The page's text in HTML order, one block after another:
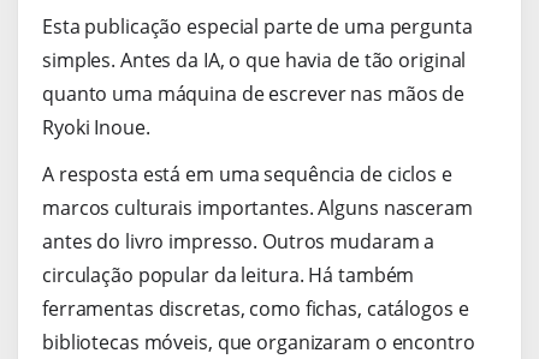
Esta publicação especial parte de uma pergunta
simples. Antes da IA, o que havia de tão original
quanto uma máquina de escrever nas mãos de
Ryoki Inoue.
A resposta está em uma sequência de ciclos e
marcos culturais importantes. Alguns nasceram
antes do livro impresso. Outros mudaram a
circulação popular da leitura. Há também
ferramentas discretas, como fichas, catálogos e
bibliotecas móveis, que organizaram o encontro